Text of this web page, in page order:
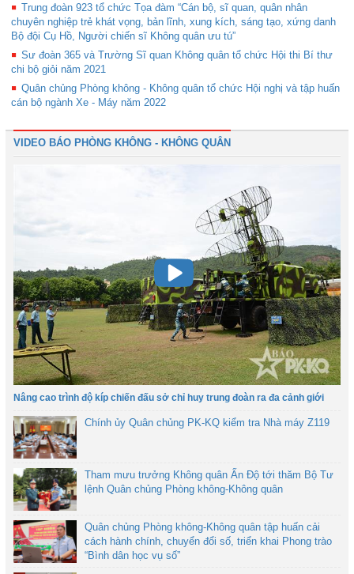
Trung đoàn 923 tổ chức Tọa đàm “Cán bộ, sĩ quan, quân nhân
chuyên nghiệp trẻ khát vọng, bản lĩnh, xung kích, sáng tạo, xứng danh
Bộ đội Cụ Hồ, Người chiến sĩ Không quân ưu tú”
Sư đoàn 365 và Trường Sĩ quan Không quân tổ chức Hội thi Bí thư
chi bộ giỏi năm 2021
Quân chủng Phòng không - Không quân tổ chức Hội nghị và tập huấn
cán bộ ngành Xe - Máy năm 2022
VIDEO BÁO PHÒNG KHÔNG - KHÔNG QUÂN
Nâng cao trình độ kíp chiến đấu sở chỉ huy trung đoàn ra đa cảnh giới
Chính ủy Quân chủng PK-KQ kiểm tra Nhà máy Z119
Tham mưu trưởng Không quân Ấn Độ tới thăm Bộ Tư
lệnh Quân chủng Phòng không-Không quân
Quân chủng Phòng không-Không quân tập huấn cải
cách hành chính, chuyển đổi số, triển khai Phong trào
“Bình dân học vụ số”